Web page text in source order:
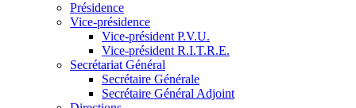
Présidence
Vice-présidence
Vice-président P.V.U.
Vice-président R.I.T.R.E.
Secrétariat Général
Secrétaire Générale
Secrétaire Général Adjoint